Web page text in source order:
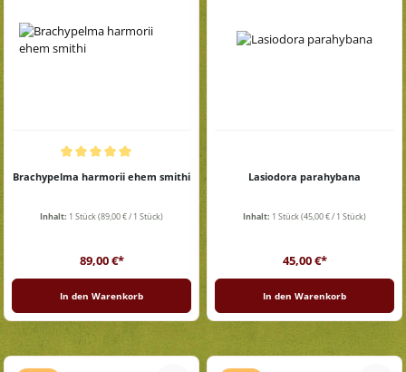
Durchschnittliche Bewertung von 5 von 5 Sternen
Brachypelma harmorii ehem smithi
Inhalt: 1 Stück(89,00 € / 1 Stück)
Regulärer Preis:
89,00 €*
In den Warenkorb
Lasiodora parahybana
Inhalt: 1 Stück(45,00 € / 1 Stück)
Regulärer Preis:
45,00 €*
In den Warenkorb